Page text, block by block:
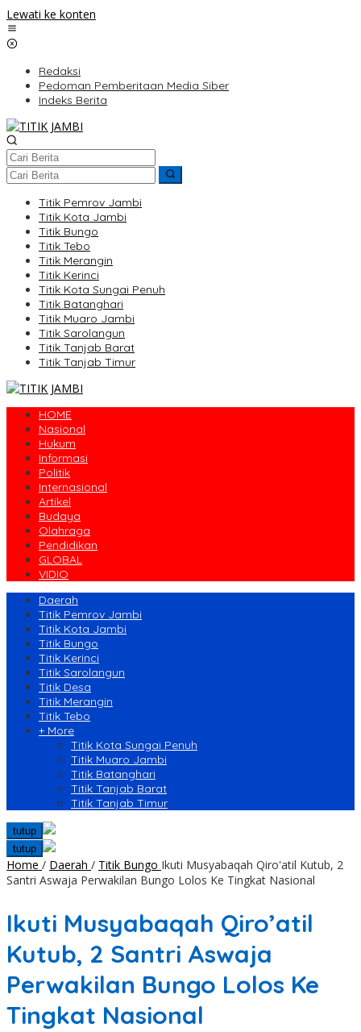
Lewati ke konten
Redaksi
Pedoman Pemberitaan Media Siber
Indeks Berita
Titik Pemrov Jambi
Titik Kota Jambi
Titik Bungo
Titik Tebo
Titik Merangin
Titik Kerinci
Titik Kota Sungai Penuh
Titik Batanghari
Titik Muaro Jambi
Titik Sarolangun
Titik Tanjab Barat
Titik Tanjab Timur
HOME
Nasional
Hukum
Informasi
Politik
Internasional
Artikel
Budaya
Olahraga
Pendidikan
GLOBAL
VIDIO
Daerah
Titik Pemrov Jambi
Titik Kota Jambi
Titik Bungo
Titik Kerinci
Titik Sarolangun
Titik Desa
Titik Merangin
Titik Tebo
+ More
Titik Kota Sungai Penuh
Titik Muaro Jambi
Titik Batanghari
Titik Tanjab Barat
Titik Tanjab Timur
tutup
tutup
Home / Daerah / Titik Bungo Ikuti Musyabaqah Qiro'atil Kutub, 2
Santri Aswaja Perwakilan Bungo Lolos Ke Tingkat Nasional
Ikuti Musyabaqah Qiro’atil
Kutub, 2 Santri Aswaja
Perwakilan Bungo Lolos Ke
Tingkat Nasional